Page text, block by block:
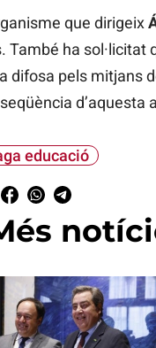
que dirigeix
També ha sol·licitat
difosa pels mitjans
d’aquesta
educació